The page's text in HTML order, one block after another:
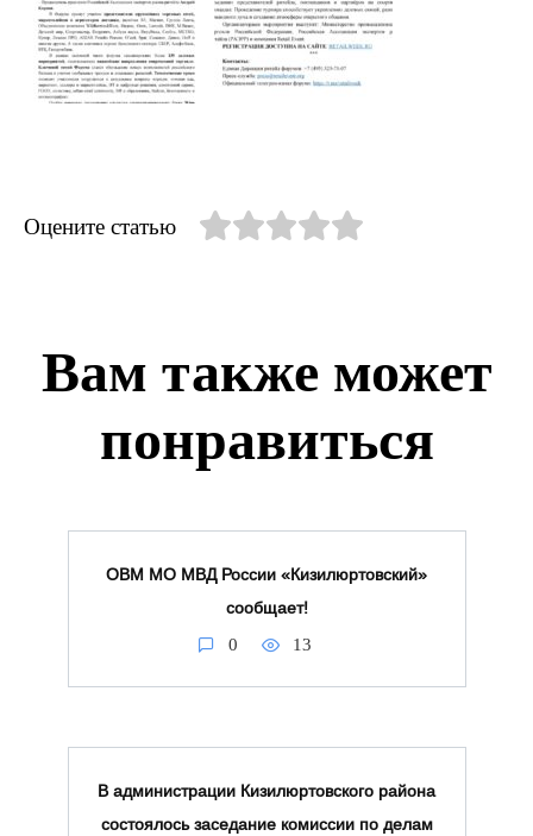
Оцените статью
Вам также может
понравиться
ОВМ МО МВД России «Кизилюртовский»
сообщает!
0 13
В администрации Кизилюртовского района
состоялось заседание комиссии по делам